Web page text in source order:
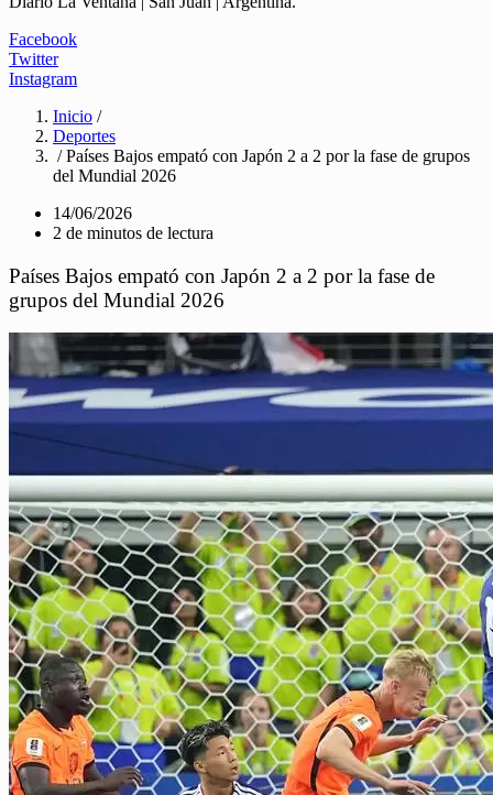
Facebook
Twitter
Instagram
Inicio /
Deportes
/ Países Bajos empató con Japón 2 a 2 por la fase de grupos
del Mundial 2026
14/06/2026
2 de minutos de lectura
Países Bajos empató con Japón 2 a 2 por la fase de
grupos del Mundial 2026